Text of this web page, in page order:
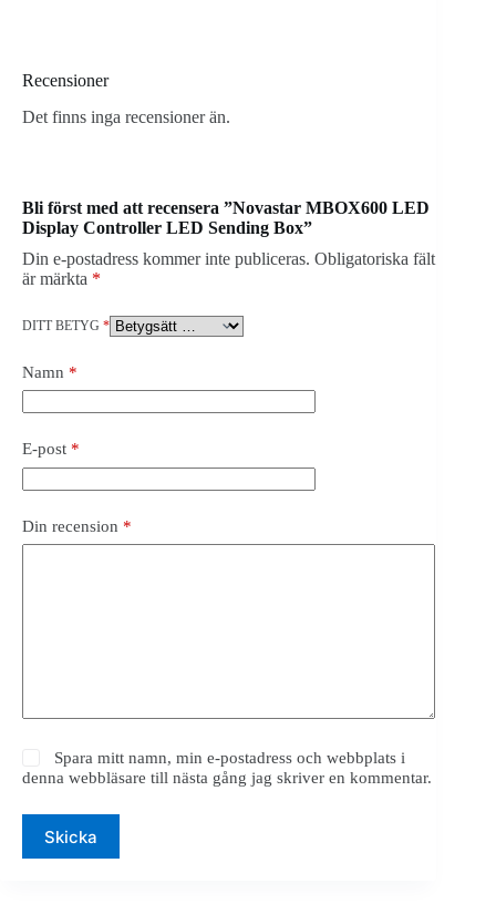
Recensioner
Det finns inga recensioner än.
Bli först med att recensera ”Novastar MBOX600 LED
Display Controller LED Sending Box”
Din e-postadress kommer inte publiceras. Obligatoriska fält
är märkta *
DITT BETYG *
Namn *
E-post *
Din recension *
Spara mitt namn, min e-postadress och webbplats i
denna webbläsare till nästa gång jag skriver en kommentar.
Skicka